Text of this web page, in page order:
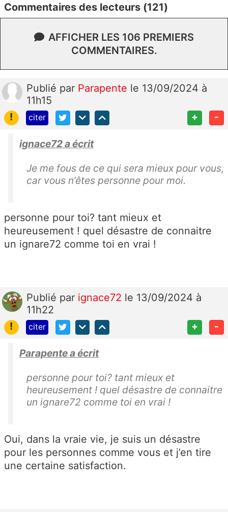
Commentaires des lecteurs (121)
AFFICHER LES 106 PREMIERS
COMMENTAIRES.
Publié par Parapente le 13/09/2024 à
11h15
!
citer + -
ignace72 a écrit
Je me fous de ce qui sera mieux pour vous,
car vous n’êtes personne pour moi.
personne pour toi? tant mieux et
heureusement ! quel désastre de connaitre
un ignare72 comme toi en vrai !
Publié par ignace72 le 13/09/2024 à
11h22
!
citer + -
Parapente a écrit
personne pour toi? tant mieux et
heureusement ! quel désastre de connaitre
un ignare72 comme toi en vrai !
Oui, dans la vraie vie, je suis un désastre
pour les personnes comme vous et j’en tire
une certaine satisfaction.